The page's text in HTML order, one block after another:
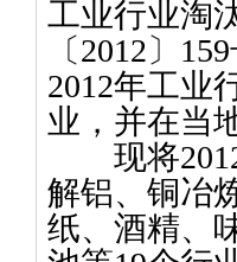
工业行业淘
〔2012〕 159
2012年工业
业，并在当
现将
解铝、铜冶
纸、酒精、